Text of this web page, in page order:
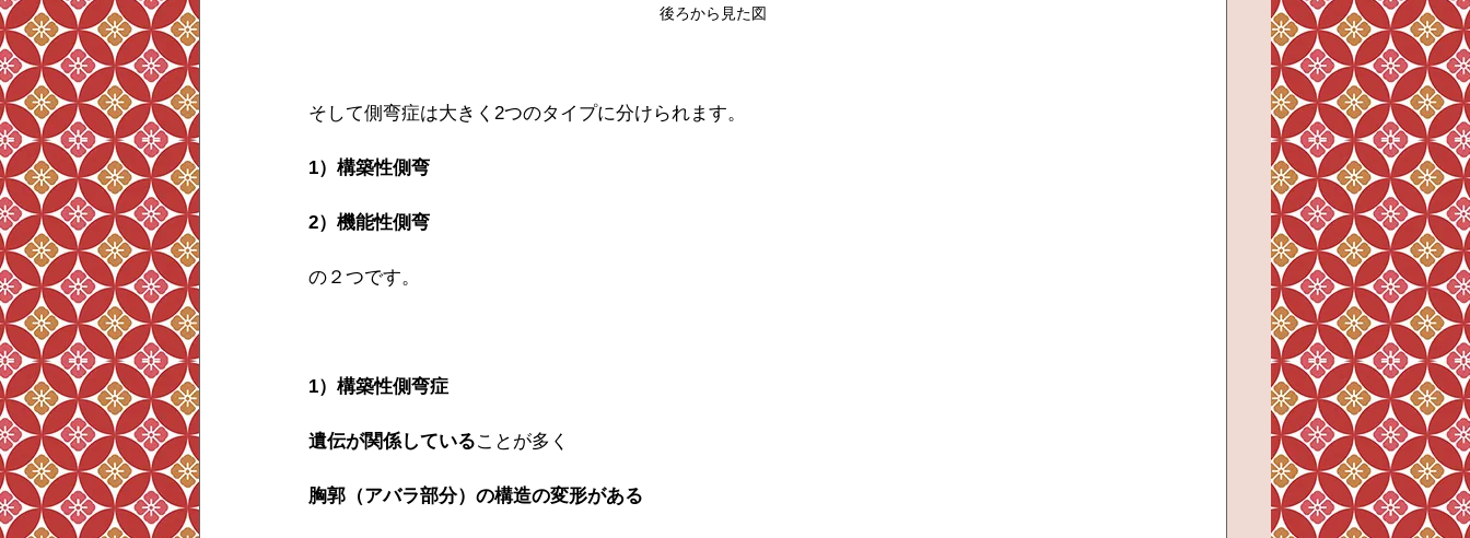
後ろから見た図
そして側弯症は大きく2つのタイプに分けられます。
1）構築性側弯
2）機能性側弯
の２つです。
1）構築性側弯症
遺伝が関係していることが多く
胸郭（アバラ部分）の構造の変形がある